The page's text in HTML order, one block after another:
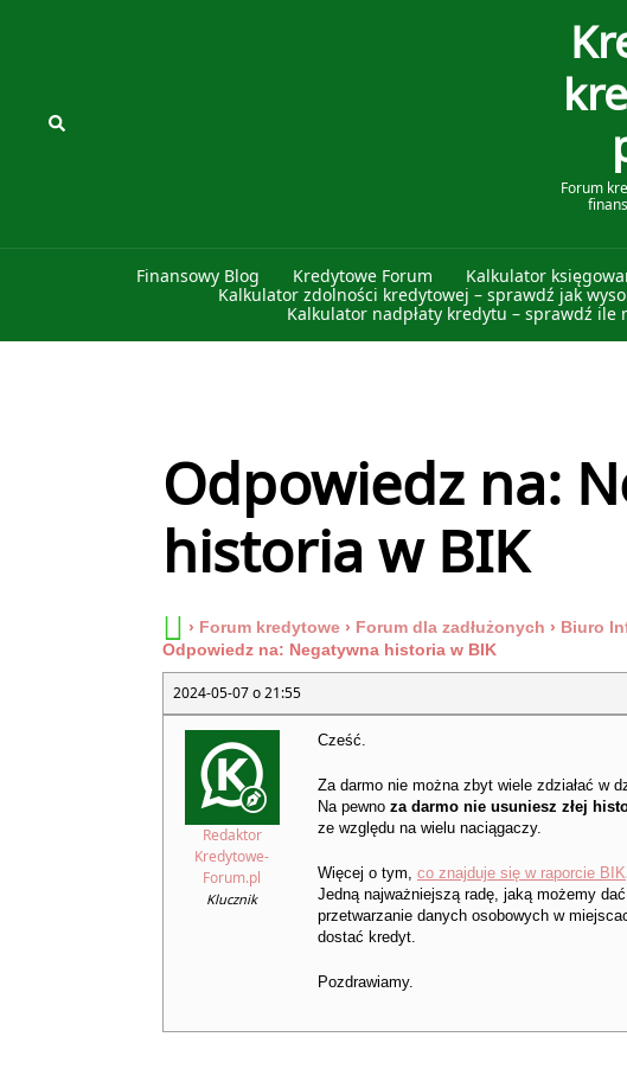
Szukaj
Forum
Finansowy Blog Kredytowe Forum Kalkulator
Kalkulator zdolności kredytowej – sprawdź jak
Kalkulator nadpłaty kredytu – sprawdź ile
Odpowiedz na:
historia w BIK
› Forum kredytowe › Forum dla zadłużonych › Biuro
Odpowiedz na: Negatywna historia w BIK
2024-05-07 o 21:55
Redaktor
Kredytowe-
Forum.pl
Klucznik
Cześć.
Za darmo nie można zbyt wiele zdziałać w
Na pewno za darmo nie usuniesz złej
ze względu na wielu naciągaczy.
Więcej o tym, co znajduje się w raporcie BIK
Jedną najważniejszą radę, jaką możemy
przetwarzanie danych osobowych w
dostać kredyt.
Pozdrawiamy.